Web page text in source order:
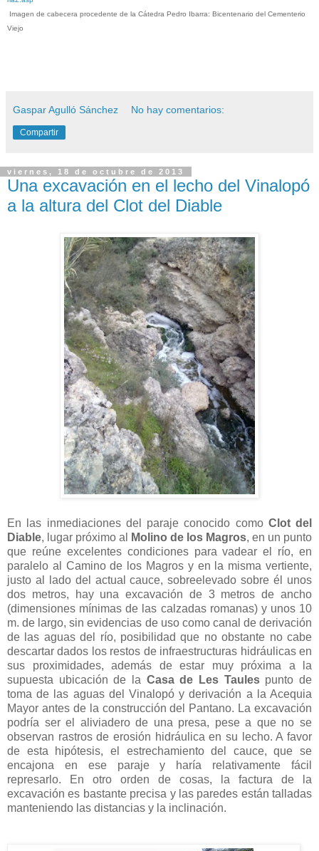
Imagen de cabecera procedente de la Cátedra Pedro Ibarra: Bicentenario del Cementerio
Viejo
Gaspar Agulló Sánchez No hay comentarios:
Compartir
viernes, 18 de octubre de 2013
Una excavación en el lecho del Vinalopó
a la altura del Clot del Diable
En las inmediaciones del paraje conocido como Clot del
Diable, lugar próximo al Molino de los Magros, en un punto
que reúne excelentes condiciones para vadear el río, en
paralelo al Camino de los Magros y en la misma vertiente,
justo al lado del actual cauce, sobreelevado sobre él unos
dos metros, hay una excavación de 3 metros de ancho
(dimensiones mínimas de las calzadas romanas) y unos 10
m. de largo, sin evidencias de uso como canal de derivación
de las aguas del río, posibilidad que no obstante no cabe
descartar dados los restos de infraestructuras hidráulicas en
sus proximidades, además de estar muy próxima a la
supuesta ubicación de la Casa de Les Taulespunto de
toma de las aguas del Vinalopó y derivación a la Acequia
Mayor antes de la construcción del Pantano. La excavación
podría ser el aliviadero de una presa, pese a que no se
observan rastros de erosión hidráulica en su lecho. A favor
de esta hipótesis, el estrechamiento del cauce, que se
encajona en ese paraje y haría relativamente fácil
represarlo. En otro orden de cosas, la factura de la
excavación es bastante precisa y las paredes están talladas
manteniendo las distancias y la inclinación.